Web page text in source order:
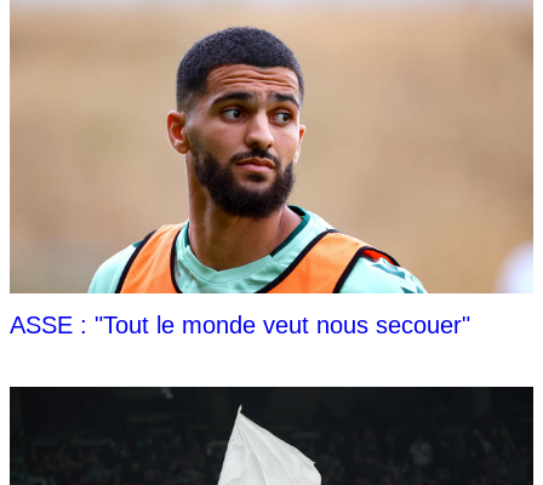
ASSE : "Tout le monde veut nous secouer"